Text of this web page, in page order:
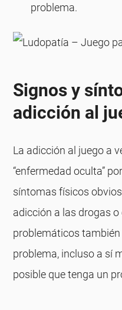
problema.
Signos y
adicción al
La adicción al juego a
“enfermedad oculta”
síntomas físicos
adicción a las drogas
problemáticos
problema, incluso a sí
posible que tenga un